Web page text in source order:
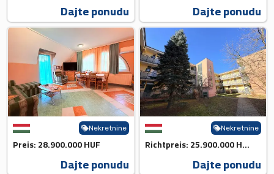
Dajte ponudu Dajte ponudu
Nekretnine
Preis: 28.900.000 HUF
Dajte ponudu
Nekretnine
Richtpreis: 25.900.000 HUF 💰...
Dajte ponudu